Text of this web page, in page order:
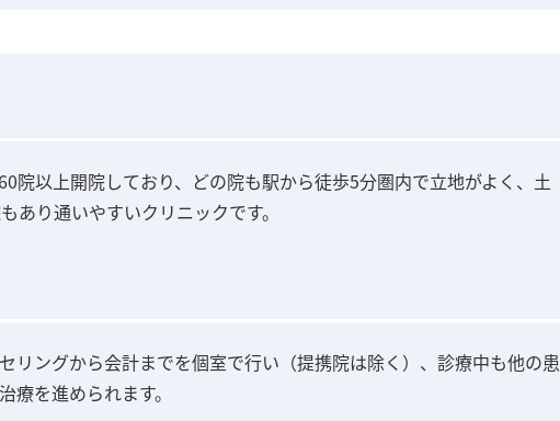
院以上開院しており、どの院も駅から徒歩5分圏内で立地がよく、土
あり通いやすいクリニックです。
リングから会計までを個室で行い（提携院は除く）、診療中も他の患
療を進められます。